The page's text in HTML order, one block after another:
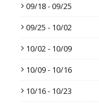
09/18 - 09/25
09/25 - 10/02
10/02 - 10/09
10/09 - 10/16
10/16 - 10/23